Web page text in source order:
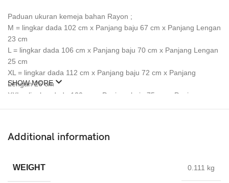
Paduan ukuran kemeja bahan Rayon ;
M = lingkar dada 102 cm x Panjang baju 67 cm x Panjang Lengan
23 cm
L = lingkar dada 106 cm x Panjang baju 70 cm x Panjang Lengan
25 cm
XL = lingkar dada 112 cm x Panjang baju 72 cm x Panjang
Lengan 26 cm
XXL = lingkar dada 120 cm x Panjang baju 75 cm x Panjang
Ukuran M :
: Panjang = 50cm
SHOW MORE
Additional information
WEIGHT 0.111 kg